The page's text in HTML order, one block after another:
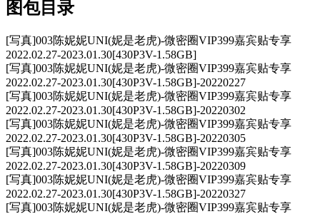
图包目录
[写真]003陈妮妮UNI(妮是老虎)-微密圈VIP399嘉宾贴专享
2022.02.27-2023.01.30[430P3V-1.58GB]
[写真]003陈妮妮UNI(妮是老虎)-微密圈VIP399嘉宾贴专享
2022.02.27-2023.01.30[430P3V-1.58GB]-20220227
[写真]003陈妮妮UNI(妮是老虎)-微密圈VIP399嘉宾贴专享
2022.02.27-2023.01.30[430P3V-1.58GB]-20220302
[写真]003陈妮妮UNI(妮是老虎)-微密圈VIP399嘉宾贴专享
2022.02.27-2023.01.30[430P3V-1.58GB]-20220305
[写真]003陈妮妮UNI(妮是老虎)-微密圈VIP399嘉宾贴专享
2022.02.27-2023.01.30[430P3V-1.58GB]-20220309
[写真]003陈妮妮UNI(妮是老虎)-微密圈VIP399嘉宾贴专享
2022.02.27-2023.01.30[430P3V-1.58GB]-20220327
[写真]003陈妮妮UNI(妮是老虎)-微密圈VIP399嘉宾贴专享